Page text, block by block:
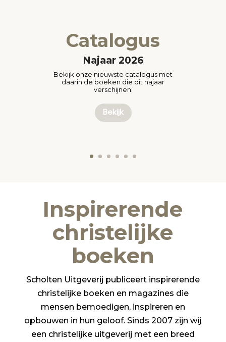
Catalogus
Najaar 2026
Bekijk onze nieuwste catalogus met
daarin de boeken die dit najaar
verschijnen.
Bekijk
Inspirerende
christelijke
boeken
Scholten Uitgeverij publiceert inspirerende
christelijke boeken en magazines die
mensen bemoedigen, inspireren en
opbouwen in hun geloof. Sinds 2007 zijn wij
een christelijke uitgeverij met een breed